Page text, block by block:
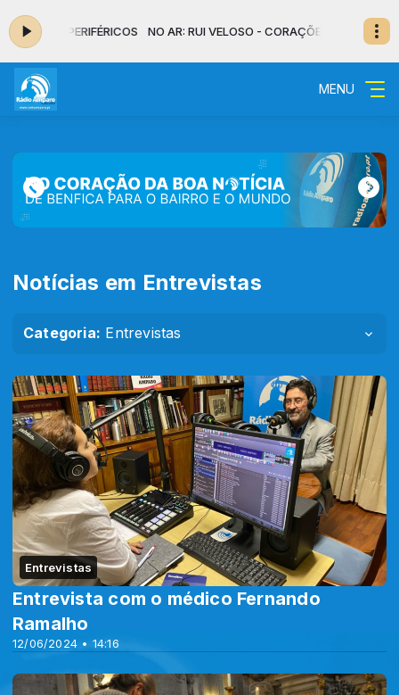
PERIFÉRICOS NO AR: RUI VELOSO - CORAÇÕES PERIFÉRICOS
MENU
Notícias em Entrevistas
Categoria: Entrevistas
Entrevistas
12/06/2024 • 14:16
Entrevista com o médico Fernando
Ramalho